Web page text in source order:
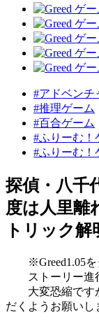
#アドベンチ
#推理ゲーム
#百合ゲーム
#ふりーむ！
#ふりーむ！
探偵・八千
度は人里離
トリック解
※Greed1.05を
ストーリー進行
大変恐縮ですが
だくようお願いし